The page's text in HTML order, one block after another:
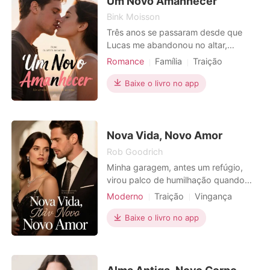
Bink Moisson
Três anos se passaram desde que
Lucas me abandonou no altar,
trocando-me por Gabriela. Hoje, ele
proeminente e um ar de triunfo,
retornaram à luxuosa mansão da
um sorriso sínico, Lucas, o "a
Romance Família
Traição
Vingança
Gravidez
Aristocracia
Baixe o livro no app
Nova Vida, Novo Amor
Rob Goodrich
Minha garagem, antes um refúgio,
virou palco de humilhação quando
um Porsche 718 vermelho,
meu lugar. Ao lado dele, Lucas, o
estagiário da minha esposa, sorria,
Moderno Traição
Vingança
Divórcio
CEO Advogados
Baixe o livro no app